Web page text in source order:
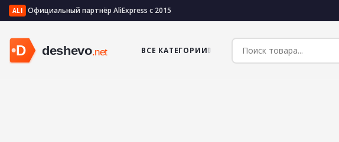
ALI Официальный партнёр AliExpress с 2015
ВСЕ КАТЕГОРИИ